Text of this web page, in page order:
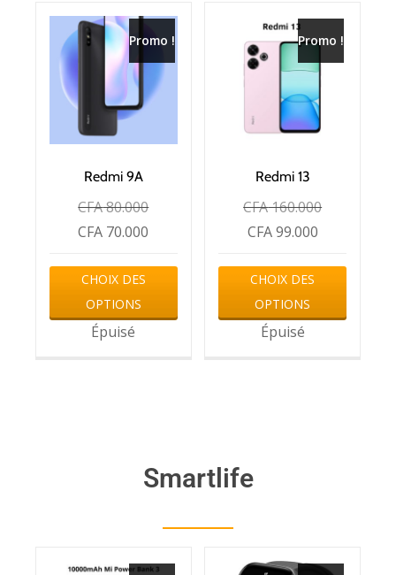
Promo !
Redmi 9A
CFA80.000
CFA 70.000
CHOIX DES
OPTIONS
Épuisé
Promo !
Redmi 13
CFA160.000
CFA99.000
CHOIX DES
OPTIONS
Épuisé
Smartlife